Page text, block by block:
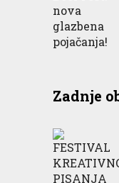
Zadnje